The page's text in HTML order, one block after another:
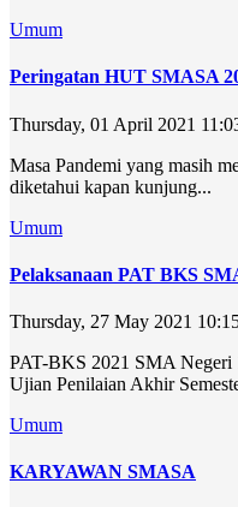
Umum
Peringatan HUT SMASA
Thursday, 01 April 2021
Masa Pandemi yang masih
diketahui kapan kunjung...
Umum
Pelaksanaan PAT BKS
Thursday, 27 May 2021
PAT-BKS 2021 SMA Negeri
Ujian Penilaian Akhir
Umum
KARYAWAN SMASA